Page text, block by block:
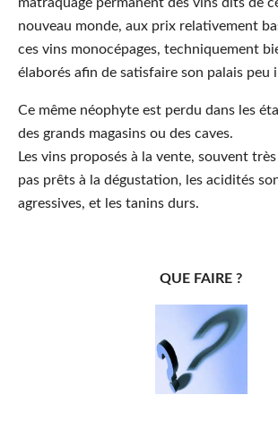
nouveau monde, aux prix relativement
ces vins monocépages, techniquement
élaborés afin de satisfaire son palais peu
Ce même néophyte est perdu dans les
des grands magasins ou des caves.
Les vins proposés à la vente, souvent
pas prêts à la dégustation, les acidités
agressives, et les tanins durs.
QUE FAIRE ?